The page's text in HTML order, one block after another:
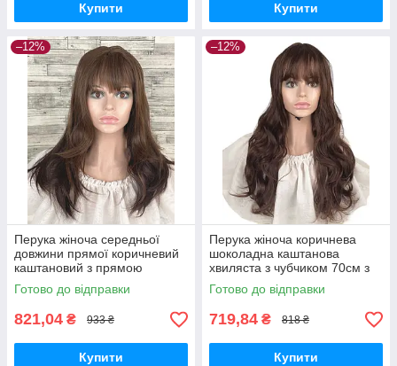
Купити Купити
–12%
Перука жіноча середньої
довжини прямої коричневий
каштановий з прямою
чубчиком 50см
Готово до відправки
821,04 ₴ 933 ₴
Купити
–12%
Перука жіноча коричнева
шоколадна каштанова
хвиляста з чубчиком 70см з
термоволокна
Готово до відправки
719,84 ₴ 818 ₴
Купити